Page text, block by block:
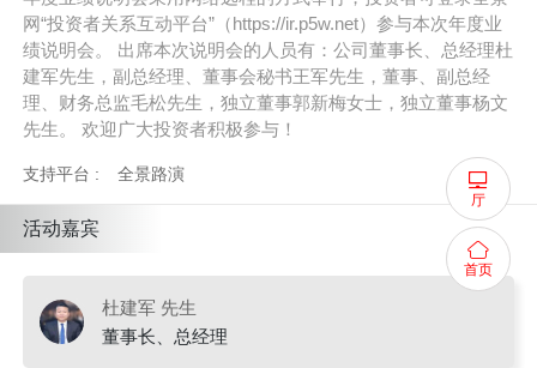
网“投资者关系互动平台”（https://ir.p5w.net）参与本次年度业
绩说明会。 出席本次说明会的人员有：公司董事长、总经理杜
建军先生，副总经理、董事会秘书王军先生，董事、副总经
理、财务总监毛松先生，独立董事郭新梅女士，独立董事杨文
先生。 欢迎广大投资者积极参与！
支持平台 : 全景路演
活动嘉宾
杜建军 先生
董事长、总经理
厅
首页